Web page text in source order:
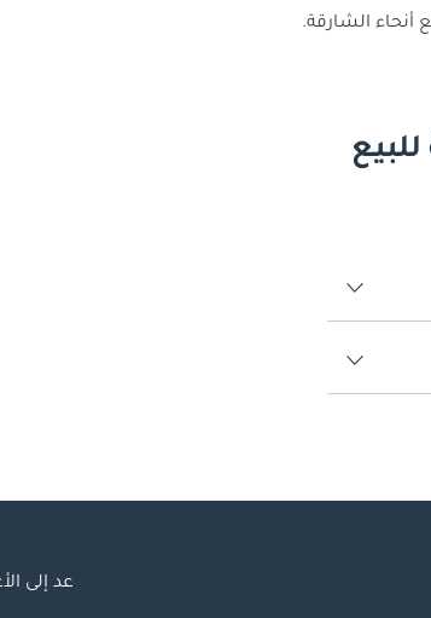
الشارقة.
عد إلى